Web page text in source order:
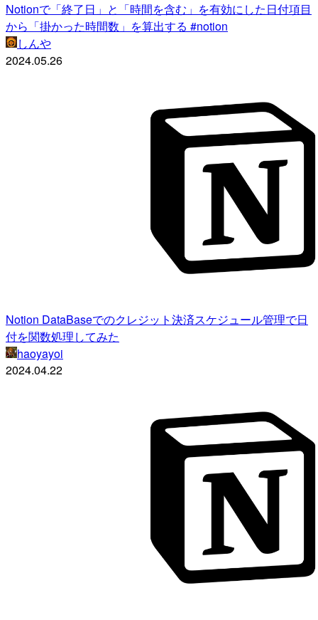
Notionで「終了日」と「時間を含む」を有効にした日付項目
から「掛かった時間数」を算出する #notion
しんや
2024.05.26
Notion DataBaseでのクレジット決済スケジュール管理で日
付を関数処理してみた
haoyayoi
2024.04.22